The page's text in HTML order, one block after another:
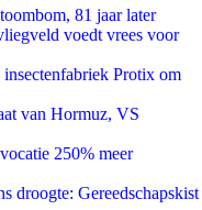
81 jaar later
voedt vrees voor
Protix om
van Hormuz, VS
250% meer
droogte: Gereedschapskist